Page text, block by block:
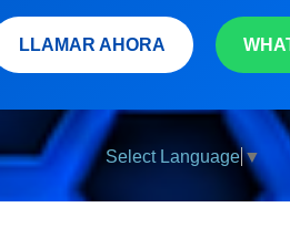
LLAMAR AHORA
Select Language▼